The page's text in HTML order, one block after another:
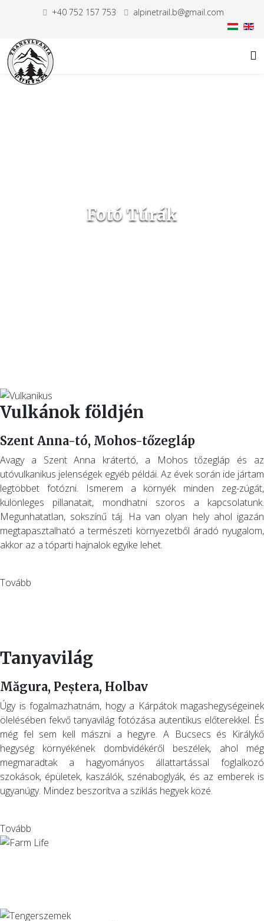
+40 752 157 753 alpinetrail.b@gmail.com
Fotó Túrák
Vulkánok földjén
Szent Anna-tó, Mohos-tőzegláp
Avagy a Szent Anna krátertó, a Mohos tőzegláp és az
utóvulkanikus jelenségek egyéb példái. Az évek során ide jártam
legtöbbet fotózni. Ismerem a környék minden zeg-zúgát,
különleges pillanatait, mondhatni szoros a kapcsolatunk.
Megunhatatlan, sokszínű táj. Ha van olyan hely ahol igazán
megtapasztalható a természeti környezetből áradó nyugalom,
akkor az a tóparti hajnalok egyike lehet.
Tovább
Tanyavilág
Măgura, Peștera, Holbav
Úgy is fogalmazhatnám, hogy a Kárpátok magashegységeinek
ölelésében fekvő tanyavilág fotózása autentikus előterekkel. És
még fel sem kell mászni a hegyre. A Bucsecs és Királykő
hegység környékének dombvidékéről beszélek, ahol még
megmaradtak a hagyományos állattartással foglalkozó
szokások, épületek, kaszálók, szénaboglyák, és az emberek is
ugyanúgy. Mindez beszorítva a sziklás hegyek közé.
Tovább